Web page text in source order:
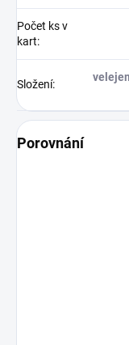
Počet ks v
kart:
Složení:
Porovnání